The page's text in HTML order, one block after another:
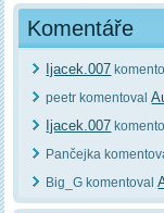
Komentáře
Ijacek.007
peetr komentoval
Ijacek.007
Pančejka
Big_G komentoval